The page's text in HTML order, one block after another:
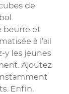
de
beurre et
à l’ail
y les jeunes
Ajoutez
Enfin,